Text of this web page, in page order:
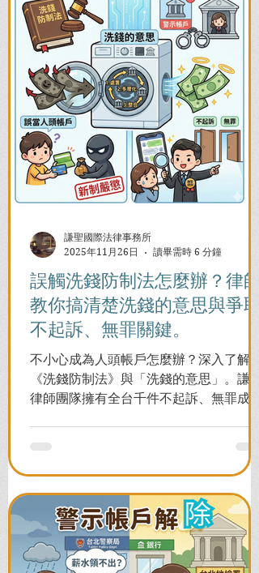
誤觸洗錢防制法怎麼辦？律師
教你搞清楚洗錢的意思與爭取
不起訴、無罪關鍵。
不小心成為人頭帳戶怎麼辦？深入了解
《洗錢防制法》與「洗錢的意思」。謙聖
律師團隊擁有全台千件不起訴、無罪成功
謙聖國際法律事務所
2025年11月26日
讀畢需時 6 分鐘